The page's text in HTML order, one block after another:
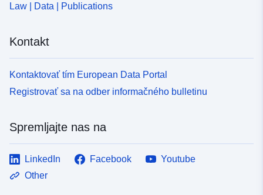
Law | Data | Publications
Kontakt
Kontaktovať tím European Data Portal
Registrovať sa na odber informačného bulletinu
Spremljajte nas na
LinkedIn Facebook
Youtube
Other